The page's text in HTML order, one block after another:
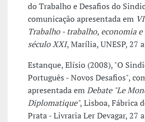
do Trabalho e Desafios do
comunicação apresentada em
Trabalho - trabalho, economia e
século XXI, Marília, UNESP, 27
Estanque, Elísio (2008), "O
Português - Novos Desafios",
apresentada emDebate "Le
Diplomatique", Lisboa, Fábrica
Prata - Livraria Ler Devagar, 27